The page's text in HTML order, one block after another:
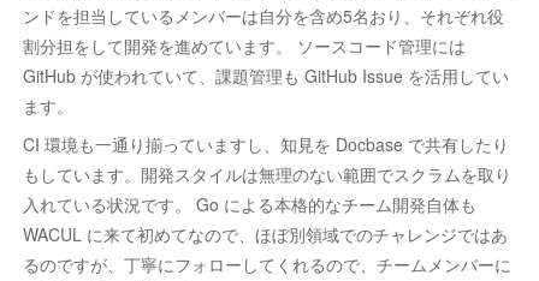
ンドを担当しているメンバーは自分を含め5名おり、それぞれ役
割分担をして開発を進めています。 ソースコード管理には
GitHub が使われていて、課題管理も GitHub Issue を活用してい
ます。
CI 環境も一通り揃っていますし、知見を Docbase で共有したり
もしています。開発スタイルは無理のない範囲でスクラムを取り
入れている状況です。 Go による本格的なチーム開発自体も
WACUL に来て初めてなので、ほぼ別領域でのチャレンジではあ
るのですが、丁寧にフォローしてくれるので、チームメンバーに